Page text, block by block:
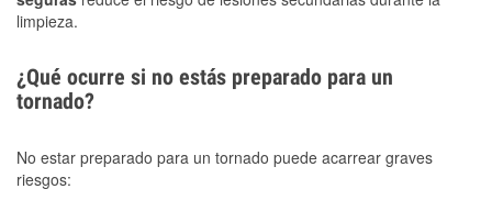
limpieza.
¿Qué ocurre si no estás preparado para un
tornado?
No estar preparado para un tornado puede acarrear graves
riesgos: